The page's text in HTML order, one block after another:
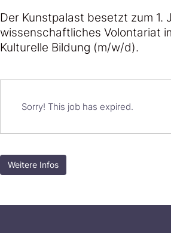
Der Kunstpalast besetzt zum 1.
wissenschaftliches Volontariat
Kulturelle Bildung (m/w/d).
Sorry! This job has expired.
Weitere Infos